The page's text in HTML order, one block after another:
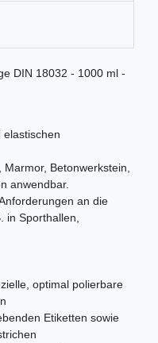
DIN 18032 - 1000 ml -
Betonwerkstein,
anwendbar.
an die
in Sporthallen,
optimal polierbare
Etiketten sowie